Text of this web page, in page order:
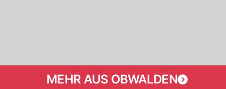
MEHR AUS OBWALDEN